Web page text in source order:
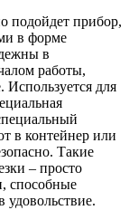
подойдет прибор,
в форме
в
работы,
Используется для
в контейнер или
Такие
– просто
способные